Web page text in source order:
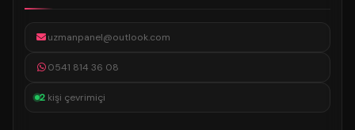
uzmanpanel@outlook.com
0541 814 36 08
2 kişi çevrimiçi